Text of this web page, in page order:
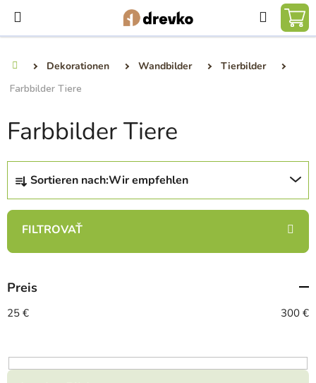
Inhalt
springen
Suchen
Dekorationen Wandbilder
Tierbilder
Farbbilder Tiere
Farbbilder Tiere
P
o
u
t
s
o
t
i
Sortieren nach:Wir empfehlen
Preis
25 € 300 €